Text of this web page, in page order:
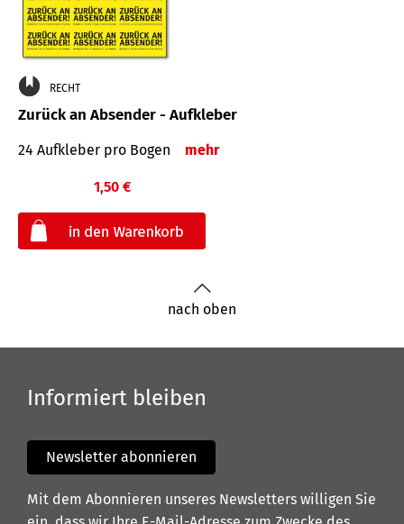
RECHT
Zurück an Absender - Aufkleber
24 Aufkleber pro Bogen mehr
1,50 €
nach oben
Informiert bleiben
Newsletter abonnieren
Mit dem Abonnieren unseres Newsletters willigen Sie